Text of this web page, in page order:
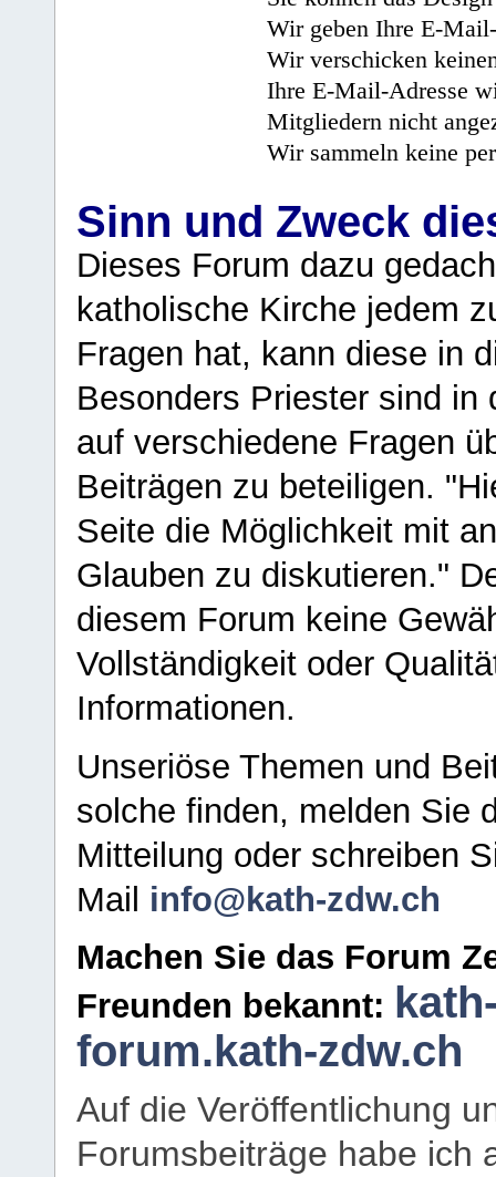
Wir geben Ihre E-
Wir verschicken
Ihre E-Mail-Adresse
Mitgliedern nicht
Wir sammeln keine
Sinn und Zweck
Dieses Forum dazu
katholische Kirche jedem
Fragen hat, kann diese in
Besonders Priester sind in
auf verschiedene Fragen
Beiträgen zu beteiligen.
Seite die Möglichkeit mit
Glauben zu diskutieren."
diesem Forum keine
Vollständigkeit oder
Informationen.
Unseriöse Themen und
solche finden, melden Sie
Mitteilung oder schreiben
Mail info@kath-zdw.ch
Machen Sie das Forum
Freunden bekannt:
forum.kath-zdw.ch
Auf die Veröffentlichung
Forumsbeiträge habe ich